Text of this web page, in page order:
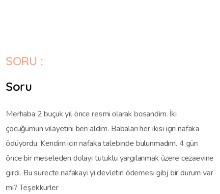
SORU :
Soru
Merhaba 2 buçuk yıl önce resmi olarak bosandim. İki
çocuğumun vilayetini ben aldım. Babaları her ikisi için nafaka
ödüyordu. Kendim icin nafaka talebinde bulunmadım. 4 gün
önce bir meseleden dolayı tutuklu yargılanmak üzere cezaevine
girdi. Bu surecte nafakayi yi devletin ödemesi gibj bir durum var
mı? Teşekkürler